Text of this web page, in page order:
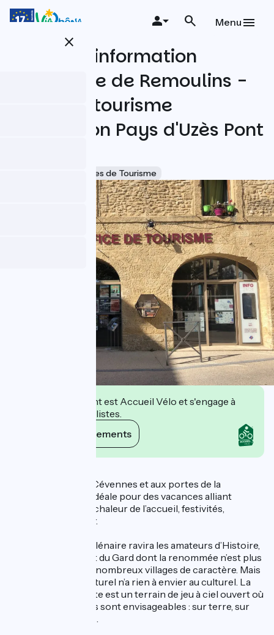
Aller
close
Menu
Bureau d'information
touristique de Remoulins -
Office de tourisme
Destination Pays d'Uzès Pont
Offices de Tourisme
Cet établissement est Accueil Vélo et s'engage à
accueillir des cyclistes.
Voir ses engagements
Située au pied des Cévennes et aux portes de la
Provence, elle est idéale pour des vacances alliant
douceur du climat, chaleur de l’accueil, festivités,
traditions et terroir.
Son patrimoine millénaire ravira les amateurs d’Histoire,
notamment le Pont du Gard dont la renommée n’est plus
à faire, ainsi que les nombreux villages de caractère. Mais
ici le patrimoine naturel n’a rien à envier au culturel. La
nature environnante est un terrain de jeu à ciel ouvert où
toutes les pratiques sont envisageables : sur terre, sur
l’eau et dans les airs.